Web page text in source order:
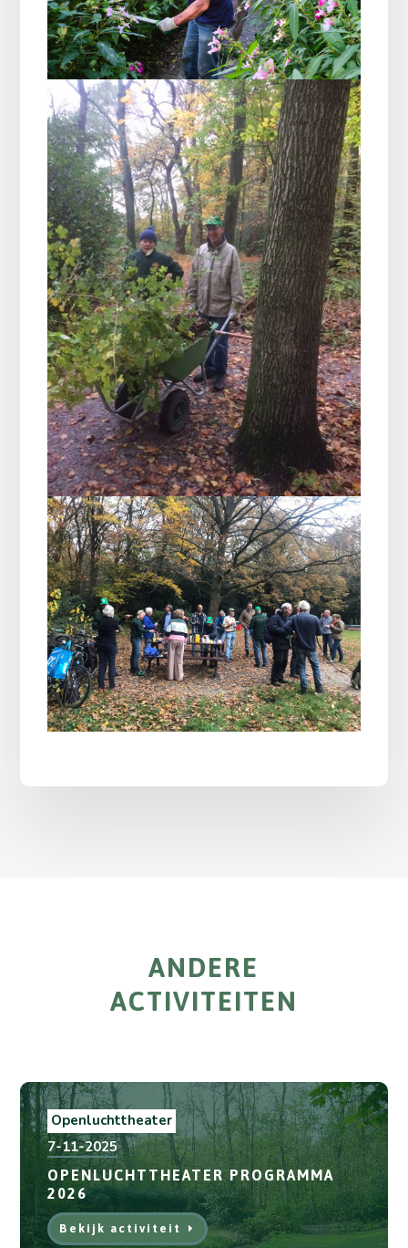
ANDERE
ACTIVITEITEN
Openluchttheater
7-11-2025
OPENLUCHTTHEATER PROGRAMMA
2026
Bekijk activiteit